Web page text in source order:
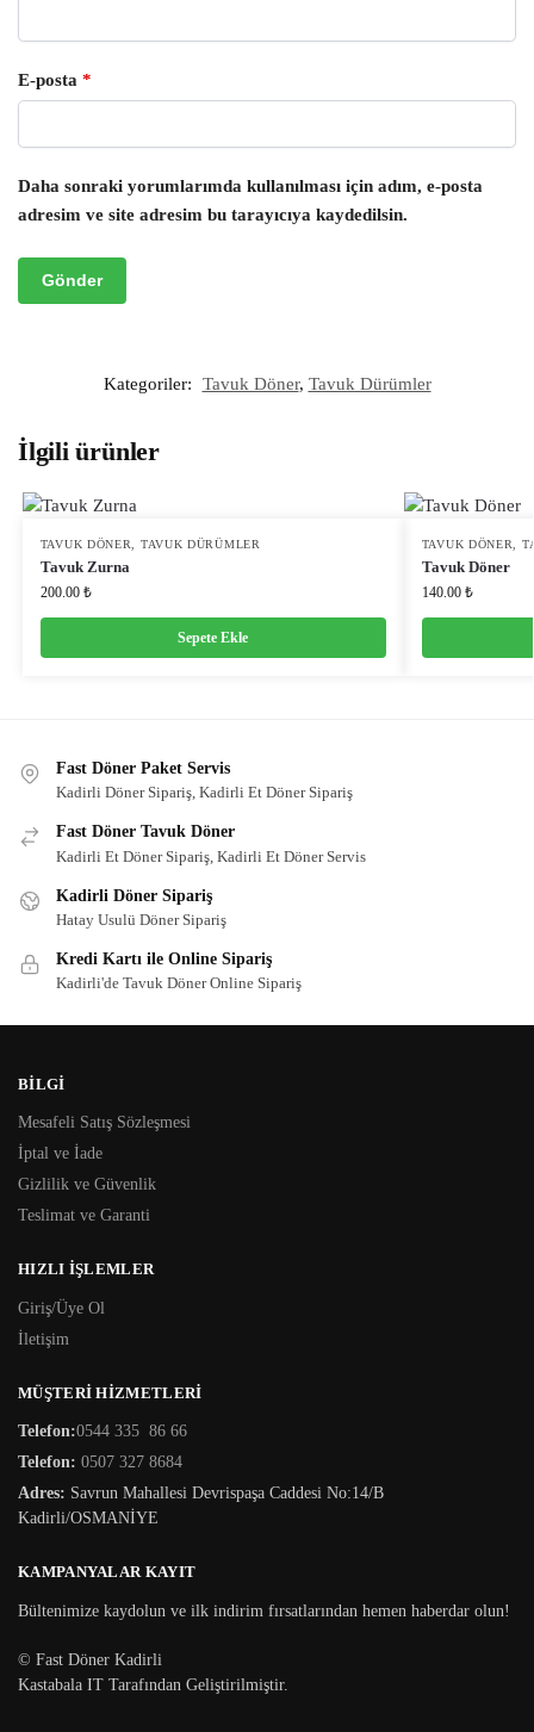
E-posta *
Daha sonraki yorumlarımda kullanılması için adım, e-posta
adresim ve site adresim bu tarayıcıya kaydedilsin.
Kategoriler: Tavuk Döner, Tavuk Dürümler
İlgili ürünler
TAVUK DÖNER TAVUK DÜRÜMLER
Tavuk Zurna
200.00 ₺
Sepete Ekle
TAVUK DÖNER
Tavuk Döner
140.00 ₺
Fast Döner Paket Servis
Kadirli Döner Sipariş, Kadirli Et Döner Sipariş
Fast Döner Tavuk Döner
Kadirli Et Döner Sipariş, Kadirli Et Döner Servis
Kadirli Döner Sipariş
Hatay Usulü Döner Sipariş
Kredi Kartı ile Online Sipariş
Kadirli'de Tavuk Döner Online Sipariş
BİLGİ
Mesafeli Satış Sözleşmesi
İptal ve İade
Gizlilik ve Güvenlik
Teslimat ve Garanti
HIZLI İŞLEMLER
Giriş/Üye Ol
İletişim
MÜŞTERİ HİZMETLERİ
Telefon:0544 335 86 66
Telefon: 0507 327 8684
Adres: Savrun Mahallesi Devrispaşa Caddesi No:14/B
Kadirli/OSMANİYE
KAMPANYALAR KAYIT
Bültenimize kaydolun ve ilk indirim fırsatlarından hemen haberdar olun!
© Fast Döner Kadirli
Kastabala IT Tarafından Geliştirilmiştir.